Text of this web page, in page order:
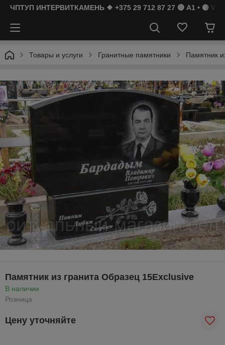
ЧПТУП ИНТЕРВИТКАМЕНЬ ❖ +375 29 712 87 27 🔴 A1 • 🟣
Товары и услуги Гранитные памятники Памятник
Памятник из гранита Образец 15Exclusive
В наличии
Розница
Цену уточняйте